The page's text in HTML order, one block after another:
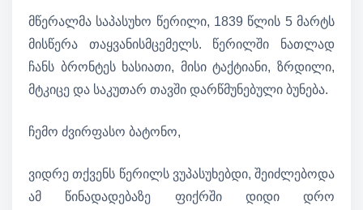
მწერალმა საპასუხო წერილი, 1839 წლის 5 მარტს
მისწერა თაყვანისმცემელს. წერილში ნათლად
ჩანს ბრონტეს ხასიათი, მისი ტაქტიანი, ზრდილი,
მტკიცე და საკუთარ თავში დარწმუნებული ბუნება.
ჩემო ძვირფასო ბატონო,
ვიდრე თქვენს წერილს ვუპასუხებდი, შეიძლებოდა
ამ წინადადებაზე ფიქრში დიდი დრო